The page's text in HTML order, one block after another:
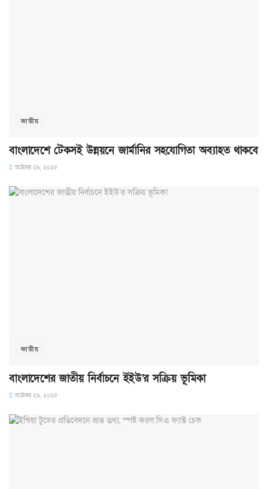
জাতীয়
বাংলাদেশে টেকসই উন্নয়নে জার্মানির সহযোগিতা অব্যাহত থাকবে
অক্টোবর ২৯, ২০২৫
জাতীয়
বাংলাদেশের জাতীয় নির্বাচনে ইইউ’র সক্রিয় ভূমিকা
অক্টোবর ২৯, ২০২৫